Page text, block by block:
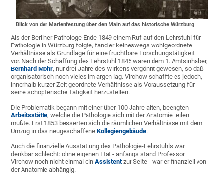
Blick von der Marienfestung über den Main auf das historische Würzburg
Als der Berliner Pathologe Ende 1849 einem Ruf auf den Lehrstuhl für
Pathologie in Würzburg folgte, fand er keineswegs wohlgeordnete
Verhältnisse als Grundlage für eine fruchtbare Forschungstätigkeit
vor. Nach der Schaffung des Lehrstuhl 1845 waren dem 1. Amtsinhaber,
Bernhard Mohr, nur drei Jahre des Wirkens vergönnt gewesen, so daß
organisatorisch noch vieles im argen lag. Virchow schaffte es jedoch,
innerhalb kurzer Zeit geordnete Verhältnisse als Voraussetzung für
seine schöpferische Tätigkeit herzustellen.
Die Problematik begann mit einer über 100 Jahre alten, beengten
Arbeitsstätte, welche die Pathologie sich mit der Anatomie teilen
mußte. Erst 1853 besserten sich die räumlichen Verhältnisse mit dem
Umzug in das neugeschaffeneKollegiengebäude.
Auch die finanzielle Ausstattung des Pathologie-Lehrstuhls war
denkbar schlecht: ohne eigenen Etat - anfangs stand Professor
Virchow noch nicht einmal einAssistentzur Seite - war er finanziell von
der Anatomie abhängig.